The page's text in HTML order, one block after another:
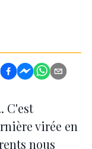
C'est
virée en
nous